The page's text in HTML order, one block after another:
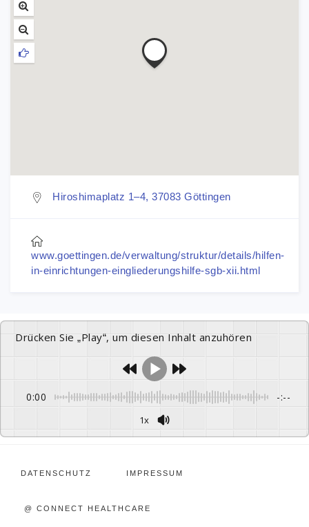
Hiroshimaplatz 1–4, 37083 Göttingen
www.goettingen.de/verwaltung/struktur/details/hilfen-
in-einrichtungen-eingliederungshilfe-sgb-xii.html
Drücken Sie „Play“, um diesen Inhalt anzuhören
0:00 -:--
1x
DATENSCHUTZ IMPRESSUM
@ CONNECT HEALTHCARE